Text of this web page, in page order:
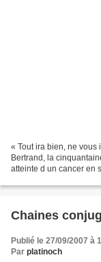
« Tout ira bien, ne vous
Bertrand, la
atteinte d un cancer en
Chaines
Publié le 27/09/2007 à
Par platinoch